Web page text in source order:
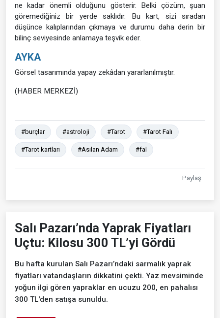
ne kadar önemli olduğunu gösterir. Belki çözüm, şuan
göremediğiniz bir yerde saklıdır. Bu kart, sizi sıradan
düşünce kalıplarından çıkmaya ve durumu daha derin bir
bilinç seviyesinde anlamaya teşvik eder.
AYKA
Görsel tasarımında yapay zekâdan yararlanılmıştır.
(HABER MERKEZİ)
#burçlar #astroloji #Tarot #Tarot Falı
#Tarot kartları #Asılan Adam #fal
Paylaş
Salı Pazarı’nda Yaprak Fiyatları
Uçtu: Kilosu 300 TL’yi Gördü
Bu hafta kurulan Salı Pazarı’ndaki sarmalık yaprak
fiyatları vatandaşların dikkatini çekti. Yaz mevsiminde
yoğun ilgi gören yapraklar en ucuzu 200, en pahalısı
300 TL'den satışa sunuldu.